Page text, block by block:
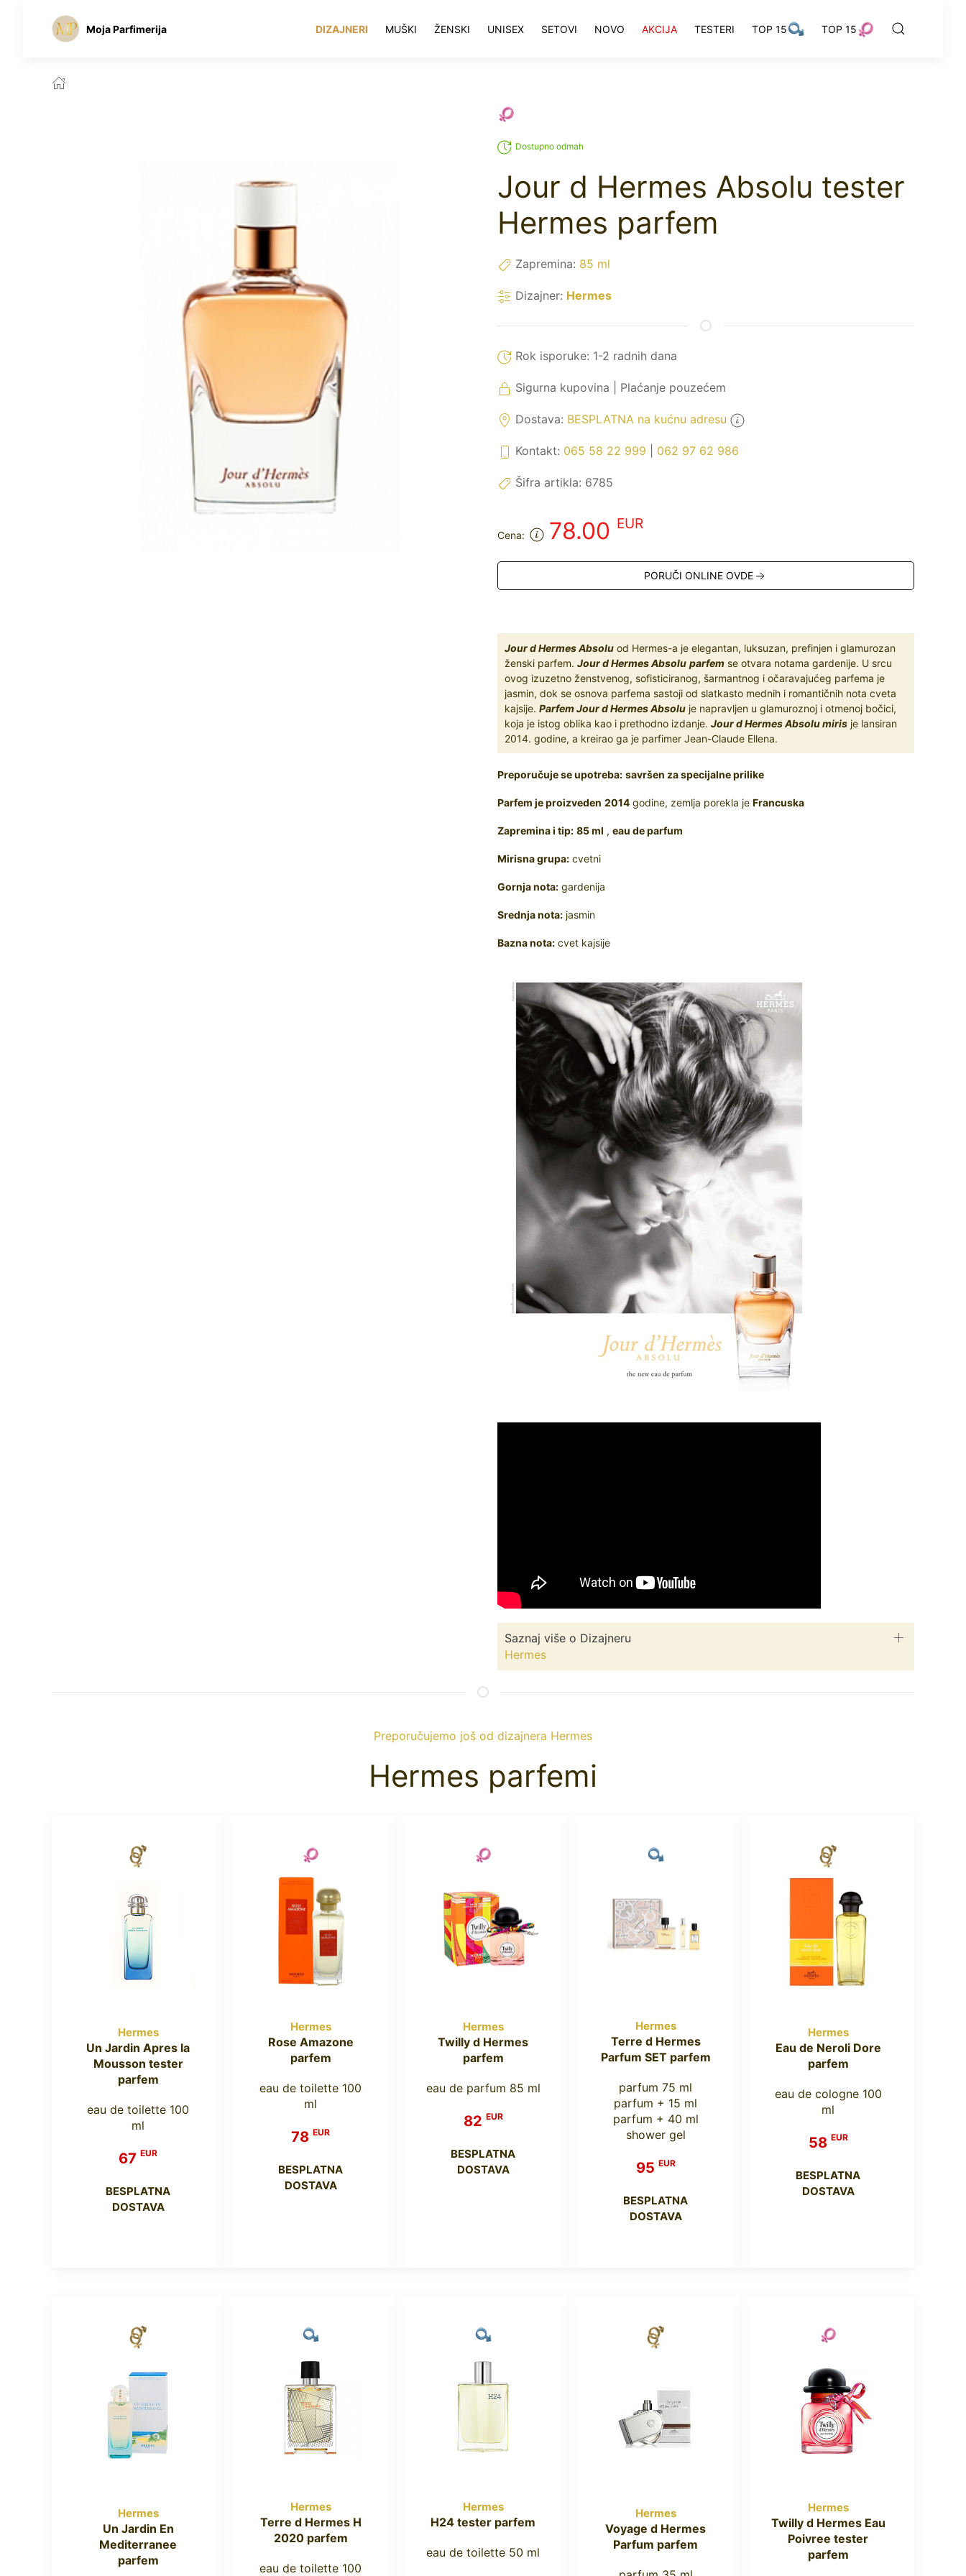
Moja Parfimerija DIZAJNERI MUŠKI ŽENSKI UNISEX SETOVI NOVO AKCIJA TESTERI TOP 15 TOP 15
Dostupno odmah
Jour d Hermes Absolu tester
Hermes parfem
Zapremina: 85 ml
Dizajner: Hermes
Rok isporuke: 1-2 radnih dana
Sigurna kupovina | Plaćanje pouzećem
Dostava: BESPLATNA na kućnu adresu
Kontakt: 065 58 22 999 062 97 62 986
Šifra artikla: 6785
Cena: 78.00 EUR
PORUČI ONLINE OVDE
Jour d Hermes Absolu od Hermes-a je elegantan, luksuzan, prefinjen i glamurozan
ženski parfem. Jour d Hermes Absolu parfem se otvara notama gardenije. U srcu
ovog izuzetno ženstvenog, sofisticiranog, šarmantnog i očaravajućeg parfema je
jasmin, dok se osnova parfema sastoji od slatkasto mednih i romantičnih nota cveta
kajsije. Parfem Jour d Hermes Absolu je napravljen u glamuroznoj i otmenoj bočici,
koja je istog oblika kao i prethodno izdanje. Jour d Hermes Absolu miris je lansiran
2014. godine, a kreirao ga je parfimer Jean-Claude Ellena.
Preporučuje se upotreba: savršen za specijalne prilike
Parfem je proizveden 2014 godine, zemlja porekla je Francuska
Zapremina i tip: 85 ml , eau de parfum
Mirisna grupa: cvetni
Gornja nota: gardenija
Srednja nota: jasmin
Bazna nota: cvet kajsije
Saznaj više o Dizajneru
Hermes
Preporučujemo još od dizajnera Hermes
Hermes parfemi
Hermes
Un Jardin Apres la
Mousson tester
parfem
eau de toilette 100
ml
67 EUR
BESPLATNA
DOSTAVA
Hermes
Rose Amazone
parfem
eau de toilette 100
ml
78 EUR
BESPLATNA
DOSTAVA
Hermes
Twilly d Hermes
parfem
eau de parfum 85 ml
82 EUR
BESPLATNA
DOSTAVA
Hermes
Terre d Hermes
Parfum SET parfem
parfum 75 ml
parfum + 15 ml
parfum + 40 ml
shower gel
95 EUR
BESPLATNA
DOSTAVA
Hermes
Eau de Neroli Dore
parfem
eau de cologne 100
ml
58 EUR
BESPLATNA
DOSTAVA
Hermes
Un Jardin En
Mediterranee
parfem
Hermes
Terre d Hermes H
2020 parfem
eau de toilette 100
Hermes
H24 tester parfem
eau de toilette 50 ml
Hermes
Voyage d Hermes
Parfum parfem
Hermes
Twilly d Hermes Eau
Poivree tester
parfem